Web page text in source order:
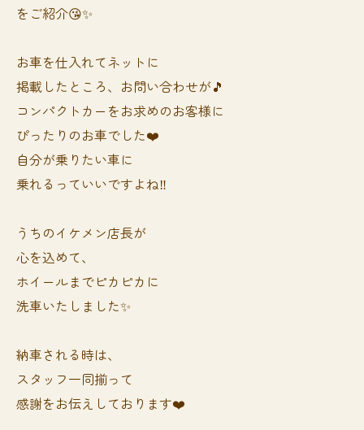
をご紹介😘✨
お車を仕入れてネットに
掲載したところ、お問い合わせが🎵
コンパクトカーをお求めのお客様に
ぴったりのお車でした❤️
自分が乗りたい車に
乗れるっていいですよね‼️
うちのイケメン店長が
心を込めて、
ホイールまでピカピカに
洗車いたしました✨
納車される時は、
スタッフ一同揃って
感謝をお伝えしております❤️